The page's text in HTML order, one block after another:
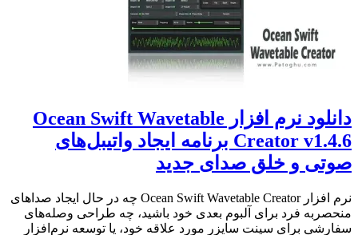
دانلود نرم افزار Ocean Swift Wavetable
Creator v1.4.6 برنامه ایجاد واتیبل‌های
صوتی و خلق صدای جدید
نرم افزار Ocean Swift Wavetable Creator چه در حال ایجاد صداهای
منحصربه فرد برای آلبوم بعدی خود باشید، چه طراحی وصله‌های
سفارشی برای سینت سایزر مورد علاقه خود، یا توسعه نرم‌افزار